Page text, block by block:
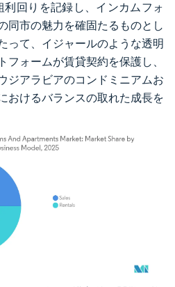
利回りを記録し、インカムフォ
同市の魅力を確固たるものとし
って、イジャールのような透明
フォームが賃貸契約を保護し、
ジアラビアのコンドミニアムお
おけるバランスの取れた成長を